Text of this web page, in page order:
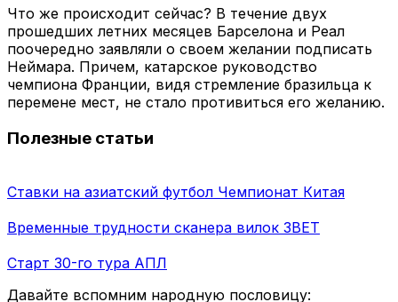
Что же происходит сейчас? В течение двух
прошедших летних месяцев Барселона и Реал
поочередно заявляли о своем желании подписать
Неймара. Причем, катарское руководство
чемпиона Франции, видя стремление бразильца к
перемене мест, не стало противиться его желанию.
Полезные статьи
Ставки на азиатский футбол Чемпионат Китая
Временные трудности сканера вилок 3BET
Старт 30-го тура АПЛ
Давайте вспомним народную пословицу: